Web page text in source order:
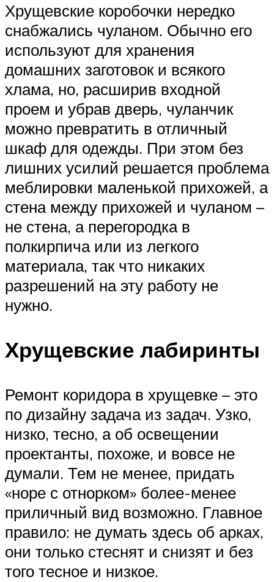
Хрущевские коробочки нередко
снабжались чуланом. Обычно его
используют для хранения
домашних заготовок и всякого
хлама, но, расширив входной
проем и убрав дверь, чуланчик
можно превратить в отличный
шкаф для одежды. При этом без
лишних усилий решается проблема
меблировки маленькой прихожей, а
стена между прихожей и чуланом –
не стена, а перегородка в
полкирпича или из легкого
материала, так что никаких
разрешений на эту работу не
нужно.
Хрущевские лабиринты
Ремонт коридора в хрущевке – это
по дизайну задача из задач. Узко,
низко, тесно, а об освещении
проектанты, похоже, и вовсе не
думали. Тем не менее, придать
«норе с отнорком» более-менее
приличный вид возможно. Главное
правило: не думать здесь об арках,
они только стеснят и снизят и без
того тесное и низкое.